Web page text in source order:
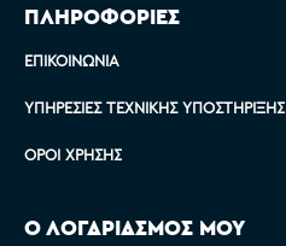
ΠΛΗΡΟΦΟΡΙΕΣ
ΕΠΙΚΟΙΝΩΝΊΑ
ΥΠΗΡΕΣΊΕΣ ΤΕΧΝΙΚΉΣ ΥΠΟΣΤΉΡΙΞΗΣ
ΌΡΟΙ ΧΡΉΣΗΣ
Ο ΛΟΓΑΡΙΑΣΜΟΣ ΜΟΥ